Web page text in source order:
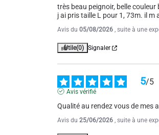
très beau peignoir, belle
j ai pris taille L pour 1, 73m. il m
Avis du 05/08/2026 , suite à une
Utile(0) Signaler
5/5
Avis vérifié
Qualité au rendez vous de mes
Avis du 25/06/2026 , suite à une